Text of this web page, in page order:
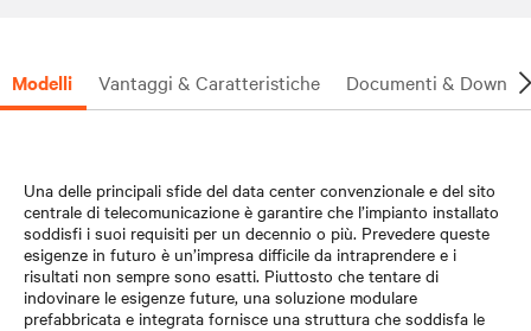
Modelli Vantaggi & Caratteristiche Documenti &
Una delle principali sfide del data center convenzionale e del sito
centrale di telecomunicazione è garantire che l’impianto installato
soddisfi i suoi requisiti per un decennio o più. Prevedere queste
esigenze in futuro è un’impresa difficile da intraprendere e i
risultati non sempre sono esatti. Piuttosto che tentare di
indovinare le esigenze future, una soluzione modulare
prefabbricata e integrata fornisce una struttura che soddisfa le